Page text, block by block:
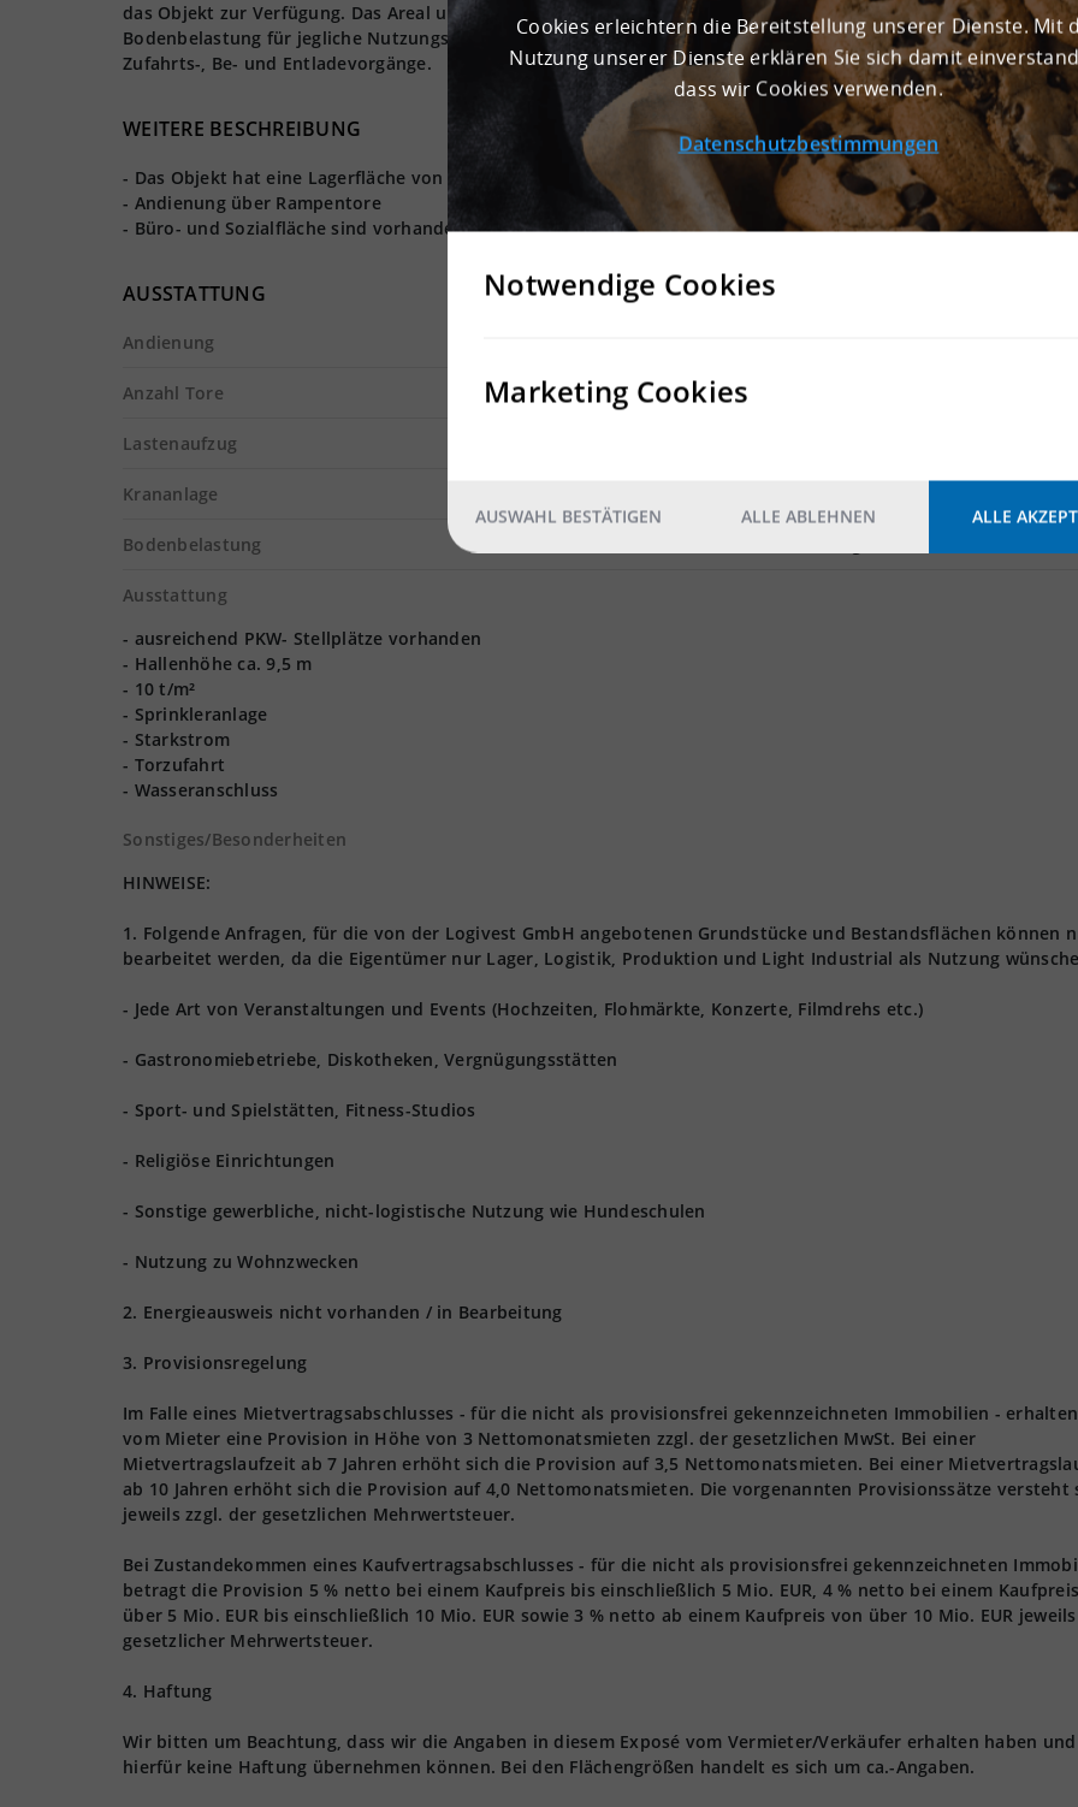
das Objekt zur Verfügung. Das Areal umfasst eine Tiefgarage mit Pkw-Stellplätzen. Mit 10.000 kg pro m² ist die
Bodenbelastung für jegliche Nutzungsart kompatibel. Das Andienungssystem dieser Halle ist perfekt für
Zufahrts-, Be- und Entladevorgänge.
WEITERE BESCHREIBUNG
- Das Objekt hat eine Lagerfläche von ca. 7.000 m² und ist für Lagerung und Produktion geeignet
- Andienung über Rampentore
- Büro- und Sozialfläche sind vorhanden
AUSSTATTUNG
Andienung
Anzahl Tore
Lastenaufzug
Krananlage
Bodenbelastung
Ausstattung
- ausreichend PKW- Stellplätze vorhanden
- Hallenhöhe ca. 9,5 m
- 10 t/m²
- Sprinkleranlage
- Starkstrom
- Torzufahrt
- Wasseranschluss
Sonstiges/Besonderheiten
HINWEISE:
1. Folgende Anfragen, für die von der Logivest GmbH angebotenen Grundstücke und Bestandsflächen können
bearbeitet werden, da die Eigentümer nur Lager, Logistik, Produktion und Light Industrial als Nutzung
- Jede Art von Veranstaltungen und Events (Hochzeiten, Flohmärkte, Konzerte, Filmdrehs etc.)
- Gastronomiebetriebe, Diskotheken, Vergnügungsstätten
- Sport- und Spielstätten, Fitness-Studios
- Religiöse Einrichtungen
- Sonstige gewerbliche, nicht-logistische Nutzung wie Hundeschulen
- Nutzung zu Wohnzwecken
2. Energieausweis nicht vorhanden / in Bearbeitung
3. Provisionsregelung
Im Falle eines Mietvertragsabschlusses - für die nicht als provisionsfrei gekennzeichneten Immobilien -
vom Mieter eine Provision in Höhe von 3 Nettomonatsmieten zzgl. der gesetzlichen MwSt. Bei einer
Mietvertragslaufzeit ab 7 Jahren erhöht sich die Provision auf 3,5 Nettomonatsmieten. Bei einer
ab 10 Jahren erhöht sich die Provision auf 4,0 Nettomonatsmieten. Die vorgenannten Provisionssätze versteht
jeweils zzgl. der gesetzlichen Mehrwertsteuer.
Bei Zustandekommen eines Kaufvertragsabschlusses - für die nicht als provisionsfrei gekennzeichneten
betragt die Provision 5 % netto bei einem Kaufpreis bis einschließlich 5 Mio. EUR, 4 % netto bei einem
über 5 Mio. EUR bis einschließlich 10 Mio. EUR sowie 3 % netto ab einem Kaufpreis von über 10 Mio. EUR
gesetzlicher Mehrwertsteuer.
4. Haftung
Wir bitten um Beachtung, dass wir die Angaben in diesem Exposé vom Vermieter/Verkäufer erhalten haben und
hierfür keine Haftung übernehmen können. Bei den Flächengrößen handelt es sich um ca.-Angaben.
Cookies erleichtern die Bereitstellung unserer Dienste. Mit
Nutzung unserer Dienste erklären Sie sich damit
dass wir Cookies verwenden.
Datenschutzbestimmungen
Notwendige Cookies
Marketing Cookies
AUSWAHL BESTÄTIGEN ALLE ABLEHNEN ALLE